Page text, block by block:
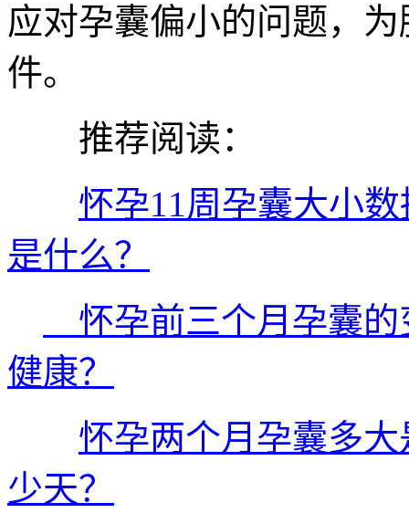
应对孕囊偏小的问题，
件。
推荐阅读：
怀孕11周孕囊大小
是什么？
怀孕前三个月孕囊的
健康？
怀孕两个月孕囊多
少天？